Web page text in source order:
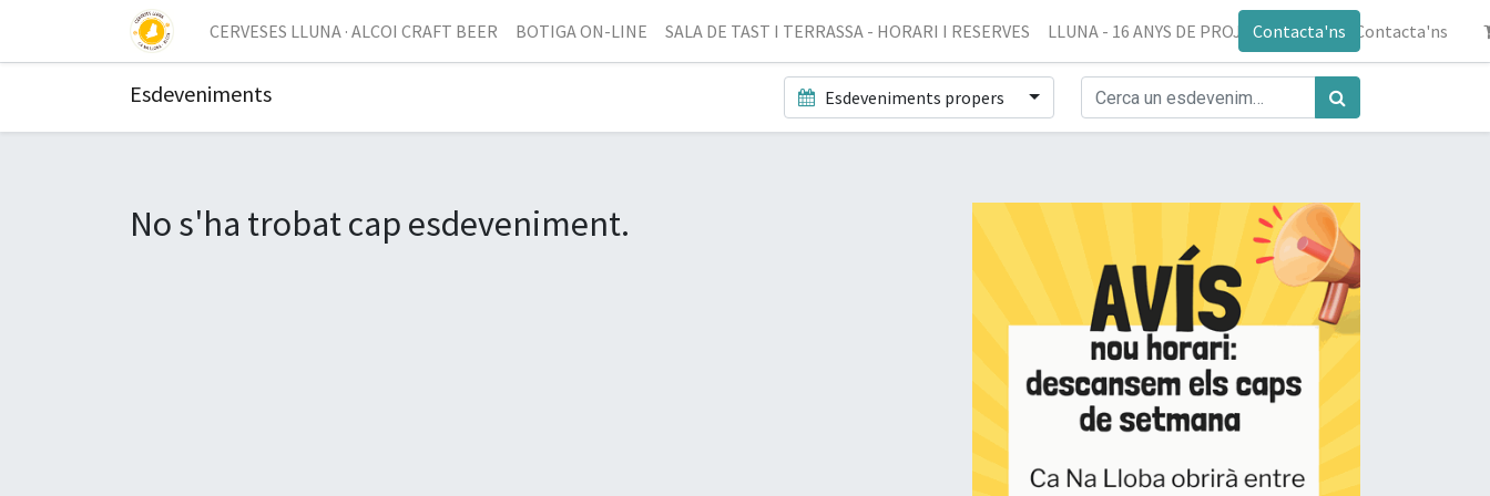
CERVESES LLUNA · ALCOI CRAFT BEER BOTIGA ON-LINE SALA DE TAST I TERRASSA - HORARI I RESERVES LLUNA - 16 ANYS DE PROJECTE Blog Contacta'ns
Contacta'ns
Esdeveniments Esdeveniments propers
No s'ha trobat cap esdeveniment.